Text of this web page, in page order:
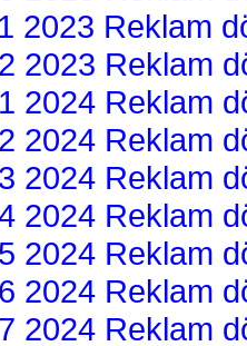
2023 Reklam
2023 Reklam
2024 Reklam
2024 Reklam
2024 Reklam
2024 Reklam
2024 Reklam
2024 Reklam
2024 Reklam